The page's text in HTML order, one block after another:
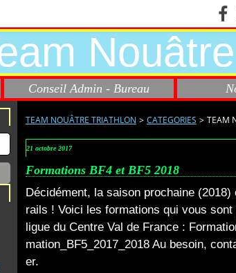
Conseil Admin - Bureau
TEAM NOUÂTRE TRIATHLON > CATEGORIES > TEAM
21 octobre 2017
Formations BF4 et BF5 2018
Décidément, la saison prochaine
rails ! Voici les formations qui vous
ligue du Centre Val de France :
mation_BF5_2017_2018 Au besoin,
er.